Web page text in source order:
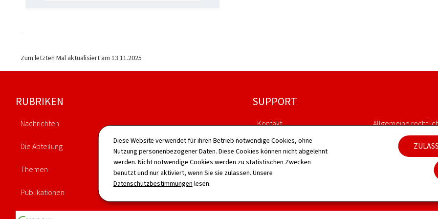
Diese Website verwendet für ihren Betrieb notwendige Cookies, ohne
Nutzung personenbezogener Daten. Diese Cookies können nicht abgelehnt
werden. Nicht notwendige Cookies werden zu statistischen Zwecken
benutzt und nur aktiviert, wenn Sie sie zulassen. Unsere
Datenschutzbestimmungen lesen.
Zum letzten Mal aktualisiert am 13.11.2025
Footer
RUBRIKEN
Nachrichten
Die Abteilung
Themen
Publikationen
Gesetzgebung
Verzeichnis
SUPPORT
Kontakt
Sitemap
Informationen zur Webseite
Allgemeine
Barrierefreiheit
Verwaltung der